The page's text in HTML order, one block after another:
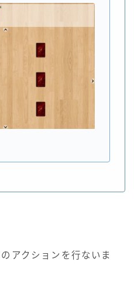
アクションを行ないま